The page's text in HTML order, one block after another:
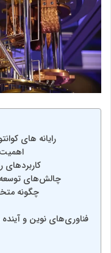
رایانه ‌های
اهمیت
کاربردهای
چالش‌های توسعه
چگونه
فناوری‌های نوین و آینده